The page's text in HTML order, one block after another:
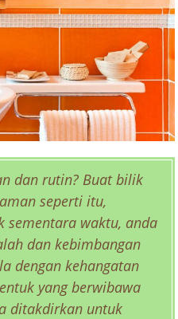
dan rutin? Buat bilik
seperti itu,
sementara waktu, anda
dan kebimbangan
dengan kehangatan
yang berwibawa
ditakdirkan untuk